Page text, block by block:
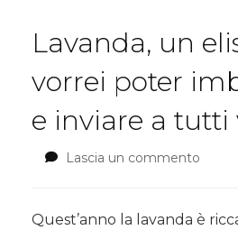
Lavanda, un
vorrei poter
e inviare a tutti
Lascia un commento
elisir
Quest’anno la lavanda è